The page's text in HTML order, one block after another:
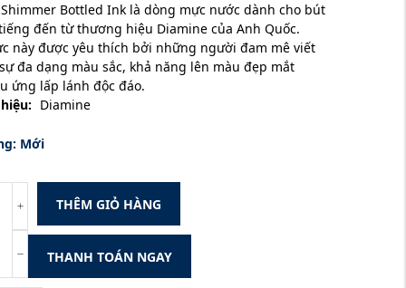
Bottled Ink là dòng mực nước dành cho bút
đến từ thương hiệu Diamine của Anh Quốc.
này được yêu thích bởi những người đam mê viết
đa dạng màu sắc, khả năng lên màu đẹp mắt
ứng lấp lánh độc đáo.
Diamine
Mới
THÊM GIỎ HÀNG
THANH TOÁN NGAY